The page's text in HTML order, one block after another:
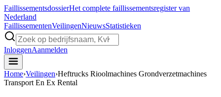
FaillissementsdossierHet complete faillissementsregister van
Nederland
FaillissementenVeilingenNieuwsStatistieken
InloggenAanmelden
Home›Veilingen›Heftrucks Rioolmachines Grondverzetmachines
Transport En Ex Rental